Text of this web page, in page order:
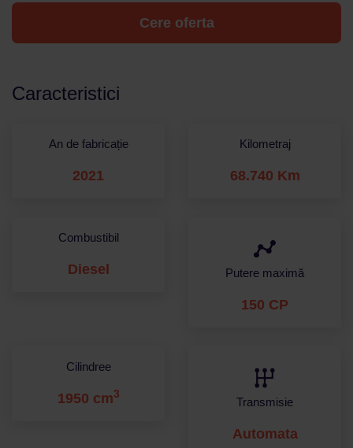
Cere oferta
Caracteristici
An de fabricație
2021
Kilometraj
68.740 Km
Combustibil
Diesel Putere maximă
150 CP
Cilindree
1950 cm3
Transmisie
Automata